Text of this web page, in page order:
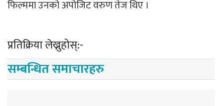
फिल्ममा उनको अपोजिट वरुण तेज थिए ।
प्रतिक्रिया लेख्नुहोस्:-
सम्बन्धित समाचारहरु